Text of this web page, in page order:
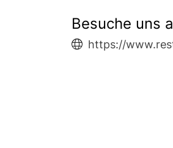
Besuche uns
https://